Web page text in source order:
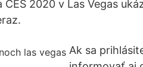
CES 2020 v Las Vegas
Ak sa